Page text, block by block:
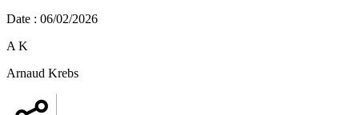
Date : 06/02/2026
A K
Arnaud Krebs